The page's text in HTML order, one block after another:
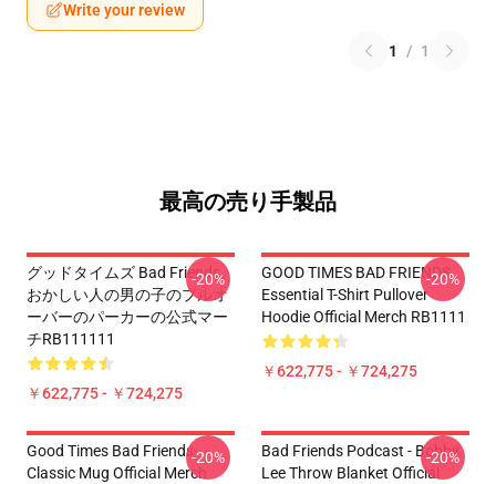
Write your review
1 / 1
最高の売り手製品
グッドタイムズ Bad Friends
おかしい人の男の子のプルオ
ーバーのパーカーの公式マー
チRB111111
￥622,775 - ￥724,275
-20%
GOOD TIMES BAD FRIENDS
Essential T-Shirt Pullover
Hoodie Official Merch RB1111
￥622,775 - ￥724,275
-20%
Good Times Bad Friends
Classic Mug Official Merch
-20%
Bad Friends Podcast - Bobby
Lee Throw Blanket Official
-20%